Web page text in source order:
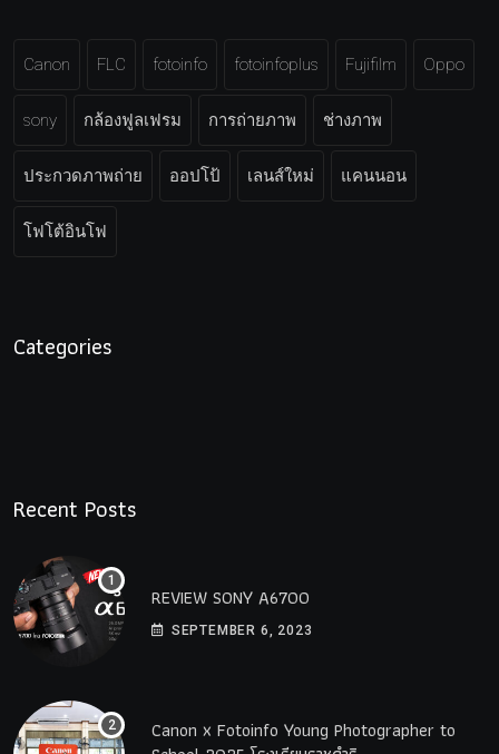
Canon FLC fotoinfo fotoinfoplus Fujifilm Oppo
sony กล้องฟูลเฟรม การถ่ายภาพ ช่างภาพ
ประกวดภาพถ่าย ออปโป้ เลนส์ใหม่ แคนนอน
โฟโต้อินโฟ
Categories
Recent Posts
REVIEW SONY A6700
SEPTEMBER 6, 2023
Canon x Fotoinfo​ Young​ Photographer to